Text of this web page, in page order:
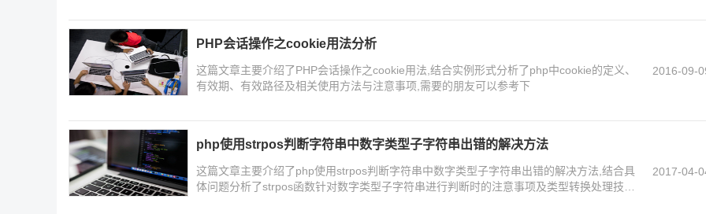
PHP会话操作之cookie用法分析
这篇文章主要介绍了PHP会话操作之cookie用法,结合实例形式分析了php中cookie的定义、
有效期、有效路径及相关使用方法与注意事项,需要的朋友可以参考下
2016-09-
php使用strpos判断字符串中数字类型子字符串出错的解决方法
这篇文章主要介绍了php使用strpos判断字符串中数字类型子字符串出错的解决方法,结合具
体问题分析了strpos函数针对数字类型子字符串进行判断时的注意事项及类型转换处理技
2017-04-